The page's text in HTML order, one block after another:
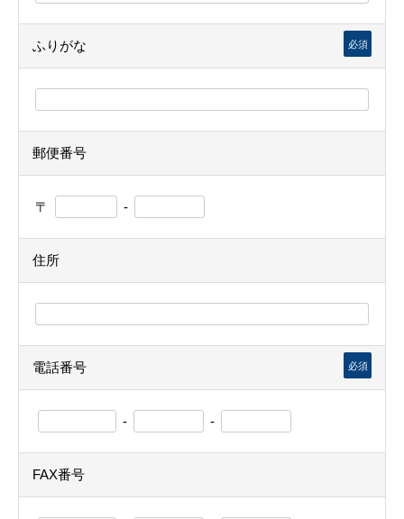
ふりがな 必須
郵便番号
〒 -
住所
電話番号 必須
- -
FAX番号